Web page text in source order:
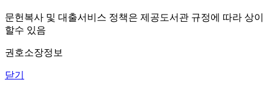
문헌복사 및 대출서비스 정책은 제공도서관 규정에 따라 상이
할수 있음
권호소장정보
닫기